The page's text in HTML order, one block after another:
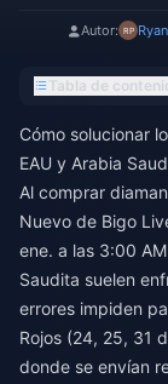
Autor:
Tabla de
Cómo solucionar
EAU y Arabia
Al comprar
Nuevo de Bigo
ene. a las 3:00
Saudita suelen
errores impiden
Rojos (24, 25, 31
donde se envían